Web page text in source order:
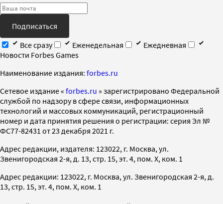
Подписаться
Все сразу
Еженедельная
Ежедневная
Новости Forbes Games
Наименование издания: forbes.ru
Cетевое издание « forbes.ru » зарегистрировано Федеральной
службой по надзору в сфере связи, информационных
технологий и массовых коммуникаций, регистрационный
номер и дата принятия решения о регистрации: серия Эл №
ФС77-82431 от 23 декабря 2021 г.
Адрес редакции, издателя: 123022, г. Москва, ул.
Звенигородская 2-я, д. 13, стр. 15, эт. 4, пом. X, ком. 1
Адрес редакции: 123022, г. Москва, ул. Звенигородская 2-я, д.
13, стр. 15, эт. 4, пом. X, ком. 1